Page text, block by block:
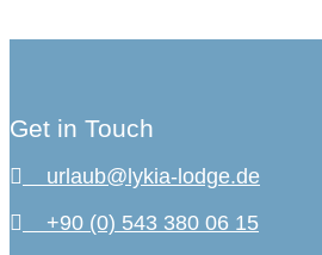
Get in Touch
urlaub@lykia-lodge.de
+90 (0) 543 380 06 15